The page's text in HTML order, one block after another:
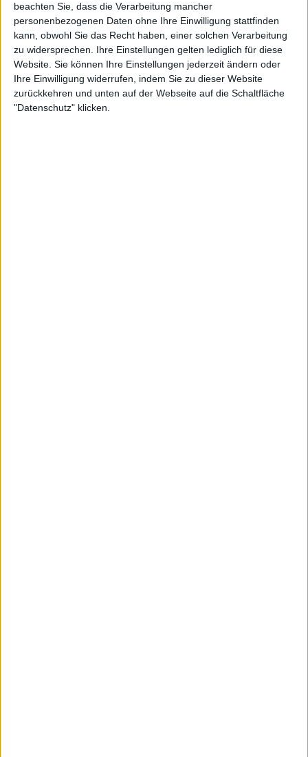
beachten Sie, dass die Verarbeitung mancher
personenbezogenen Daten ohne Ihre Einwilligung stattfinden
kann, obwohl Sie das Recht haben, einer solchen Verarbeitung
zu widersprechen. Ihre Einstellungen gelten lediglich für diese
Website. Sie können Ihre Einstellungen jederzeit ändern oder
Ihre Einwilligung widerrufen, indem Sie zu dieser Website
zurückkehren und unten auf der Webseite auf die Schaltfläche
"Datenschutz" klicken.